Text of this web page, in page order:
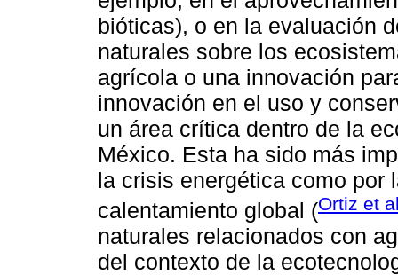
bióticas), o en la evaluación
naturales sobre los
agrícola o una innovación
innovación en el uso y
un área crítica dentro de la
México. Esta ha sido más
la crisis energética como por
calentamiento global (Ortiz et
naturales relacionados con
del contexto de la